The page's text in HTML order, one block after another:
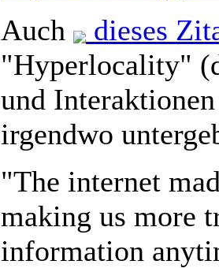
Auch
dieses
"Hyperlocality"
und
irgendwo
"The internet
making us more
information